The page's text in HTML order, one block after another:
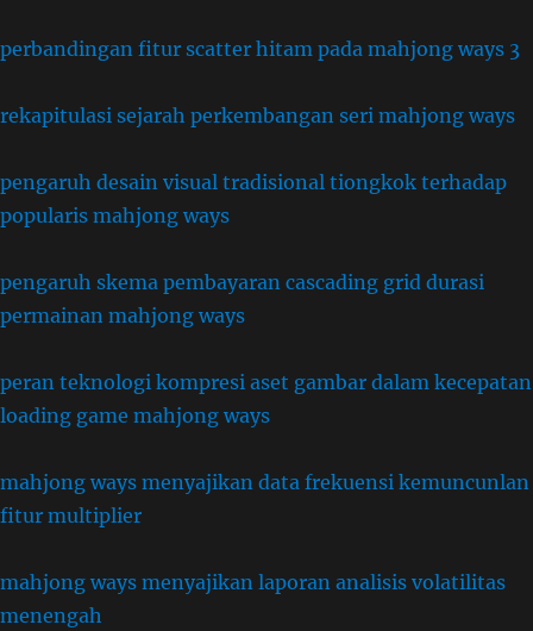
perbandingan fitur scatter hitam pada mahjong ways 3
rekapitulasi sejarah perkembangan seri mahjong ways
pengaruh desain visual tradisional tiongkok terhadap
popularis mahjong ways
pengaruh skema pembayaran cascading grid durasi
permainan mahjong ways
peran teknologi kompresi aset gambar dalam kecepatan
loading game mahjong ways
mahjong ways menyajikan data frekuensi kemuncunlan
fitur multiplier
mahjong ways menyajikan laporan analisis volatilitas
menengah